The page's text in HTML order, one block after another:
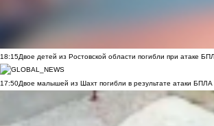
18:15Двое детей из Ростовской области погибли при атаке
17:50Двое малышей из Шахт погибли в результате атаки БПЛА